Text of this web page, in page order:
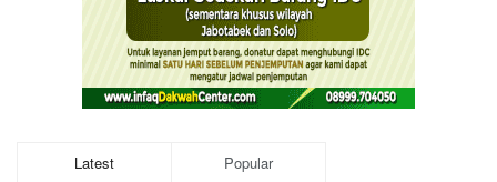
Latest Popular